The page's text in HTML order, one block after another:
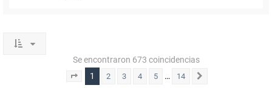
Se encontraron 673 coincidencias
Página 1de 14
1 2 3 4 5 … 14